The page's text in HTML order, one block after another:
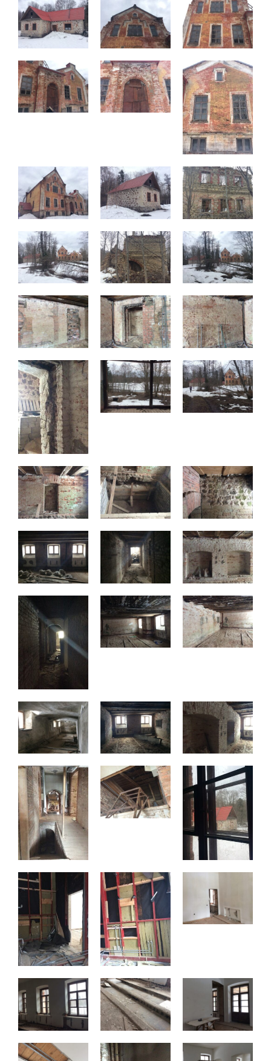
и структуру веб-
сайта, исходя из
того, как он
используется.
Пользовательский
опыт
Для обеспечения
максимально
эффективной работы
нашего сайта во
время вашего
использования этих
файлов cookie
приведет к
исчезновению
некоторых функций
сайта.
Маркетинг
Делясь своими
интересами и
информацией о вашем
поведении во время
посещения нашего
сайта, вы повышаете
будете получать
персонализированный
контент и
предложения.